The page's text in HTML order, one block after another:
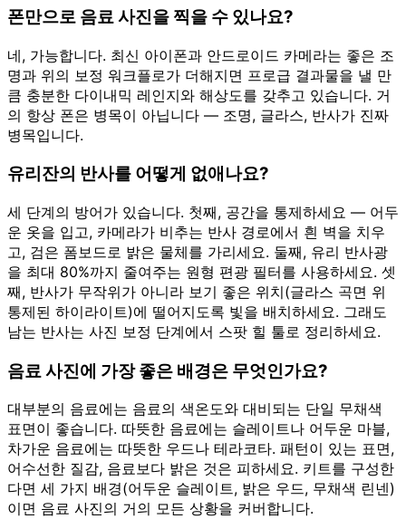
폰만으로 음료 사진을 찍을 수 있나요?
네, 가능합니다. 최신 아이폰과 안드로이드 카메라는 좋은 조
명과 위의 보정 워크플로가 더해지면 프로급 결과물을 낼 만
큼 충분한 다이내믹 레인지와 해상도를 갖추고 있습니다. 거
의 항상 폰은 병목이 아닙니다 — 조명, 글라스, 반사가 진짜
병목입니다.
유리잔의 반사를 어떻게 없애나요?
세 단계의 방어가 있습니다. 첫째, 공간을 통제하세요 — 어두
운 옷을 입고, 카메라가 비추는 반사 경로에서 흰 벽을 치우
고, 검은 폼보드로 밝은 물체를 가리세요. 둘째, 유리 반사광
을 최대 80%까지 줄여주는 원형 편광 필터를 사용하세요. 셋
째, 반사가 무작위가 아니라 보기 좋은 위치(글라스 곡면 위
통제된 하이라이트)에 떨어지도록 빛을 배치하세요. 그래도
남는 반사는 사진 보정 단계에서 스팟 힐 툴로 정리하세요.
음료 사진에 가장 좋은 배경은 무엇인가요?
대부분의 음료에는 음료의 색온도와 대비되는 단일 무채색
표면이 좋습니다. 따뜻한 음료에는 슬레이트나 어두운 마블,
차가운 음료에는 따뜻한 우드나 테라코타. 패턴이 있는 표면,
어수선한 질감, 음료보다 밝은 것은 피하세요. 키트를 구성한
다면 세 가지 배경(어두운 슬레이트, 밝은 우드, 무채색 린넨)
이면 음료 사진의 거의 모든 상황을 커버합니다.